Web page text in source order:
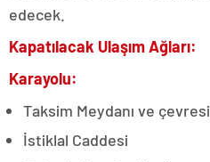
edecek.
Kapatılacak Ulaşım Ağları:
Karayolu:
Taksim Meydanı ve çevresi
İstiklal Caddesi